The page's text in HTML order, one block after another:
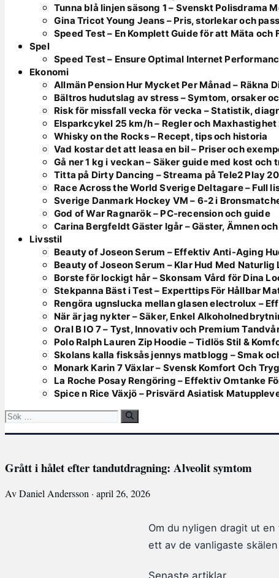
Tunna blå linjen säsong 1 – Svenskt Polisdrama
Gina Tricot Young Jeans – Pris, storlekar och
Speed Test – En Komplett Guide för att Mäta och
Spel
Speed Test – Ensure Optimal Internet
Ekonomi
Allmän Pension Hur Mycket Per Månad – Räkna
Bältros hudutslag av stress – Symtom, orsaker
Risk för missfall vecka för vecka – Statistik,
Elsparkcykel 25 km/h – Regler och Maxhastighet
Whisky on the Rocks – Recept, tips och historia
Vad kostar det att leasa en bil – Priser och
Gå ner 1 kg i veckan – Säker guide med kost och
Titta på Dirty Dancing – Streama på Tele2 Play
Race Across the World Sverige Deltagare – Full
Sverige Danmark Hockey VM – 6-2 i
God of War Ragnarök – PC-recension och guide
Carina Bergfeldt Gäster Igår – Gäster, Ämnen
Livsstil
Beauty of Joseon Serum – Effektiv Anti-Aging
Beauty of Joseon Serum – Klar Hud Med Naturlig
Borste för lockigt hår – Skonsam Vård för Dina
Stekpanna Bäst i Test – Experttips För Hållbar
Rengöra ugnslucka mellan glasen electrolux –
När är jag nykter – Säker, Enkel
Oral B IO 7 – Tyst, Innovativ och Premium
Polo Ralph Lauren Zip Hoodie – Tidlös Stil &
Skolans kalla fisksås jennys matblogg – Smak
Monark Karin 7 Växlar – Svensk Komfort Och
La Roche Posay Rengöring – Effektiv Omtanke
Spice n Rice Växjö – Prisvärd Asiatisk
Sök
Grått i hålet efter tandutdragning: Alveolit symtom
Av Daniel Andersson · april 26, 2026
Om du nyligen dragit ut
ett av de vanligaste